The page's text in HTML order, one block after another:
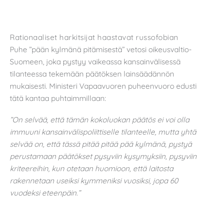
Rationaaliset harkitsijat haastavat russofobian
Puhe ”pään kylmänä pitämisestä” vetosi oikeusvaltio-
Suomeen, joka pystyy vaikeassa kansainvälisessä
tilanteessa tekemään päätöksen lainsäädännön
mukaisesti. Ministeri Vapaavuoren puheenvuoro edusti
tätä kantaa puhtaimmillaan:
”On selvää, että tämän kokoluokan päätös ei voi olla
immuuni kansainvälispoliittiselle tilanteelle, mutta yhtä
selvää on, että tässä pitää pitää pää kylmänä, pystyä
perustamaan päätökset pysyviin kysymyksiin, pysyviin
kriteereihin, kun otetaan huomioon, että laitosta
rakennetaan useiksi kymmeniksi vuosiksi, jopa 60
vuodeksi eteenpäin.”